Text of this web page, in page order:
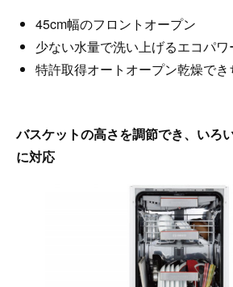
45cm幅のフロントオープン
少ない水量で洗い上げるエコパ
特許取得オートオープン乾燥でき
バスケットの高さを調節でき、いろ
に対応